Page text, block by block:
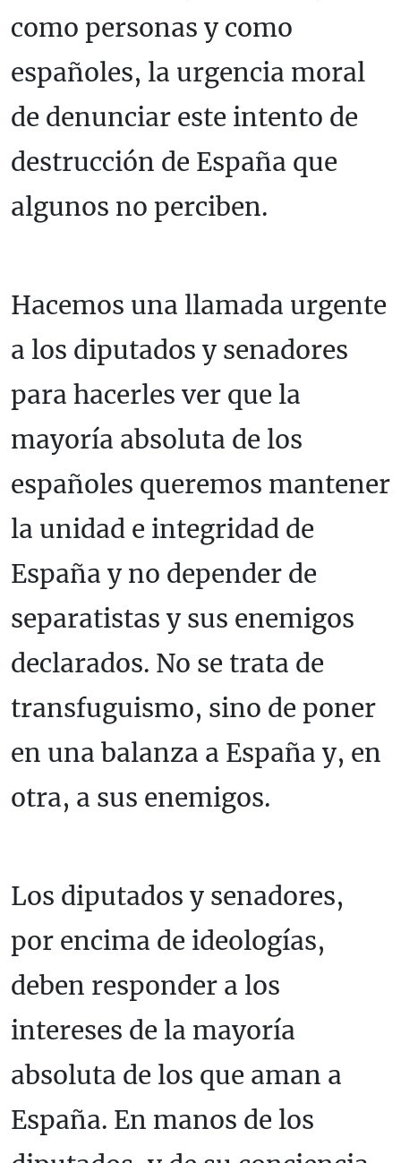
como personas y como
españoles, la urgencia moral
de denunciar este intento de
destrucción de España que
algunos no perciben.
Hacemos una llamada urgente
a los diputados y senadores
para hacerles ver que la
mayoría absoluta de los
españoles queremos mantener
la unidad e integridad de
España y no depender de
separatistas y sus enemigos
declarados. No se trata de
transfuguismo, sino de poner
en una balanza a España y, en
otra, a sus enemigos.
Los diputados y senadores,
por encima de ideologías,
deben responder a los
intereses de la mayoría
absoluta de los que aman a
España. En manos de los